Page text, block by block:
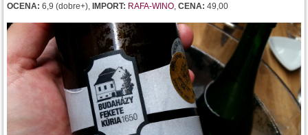
OCENA: 6,9 (dobre+),IMPORT: RAFA-WINO ,CENA: 49,00